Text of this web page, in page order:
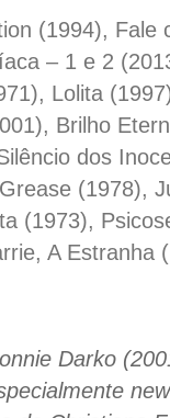
(1994), Fale
– 1 e 2
Lolita
Brilho
dos
(1978),
(1973),
A Estranha
Darko